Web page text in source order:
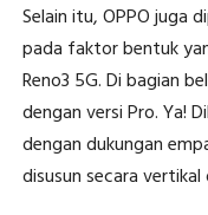
Selain itu, OPPO juga
pada faktor bentuk
Reno3 5G. Di bagian
dengan versi Pro. Ya!
dengan dukungan
disusun secara